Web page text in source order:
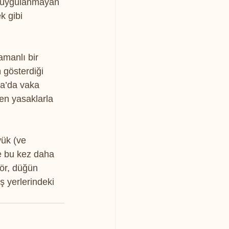
gibi
bir
gösterdiği
vaka
yasaklarla
(ve
bu kez daha
düğün
yerlerindeki